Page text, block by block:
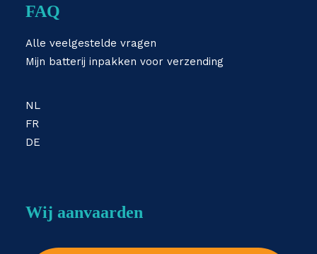
FAQ
Alle veelgestelde vragen
Mijn batterij inpakken voor verzending
NL
FR
DE
Wij aanvaarden